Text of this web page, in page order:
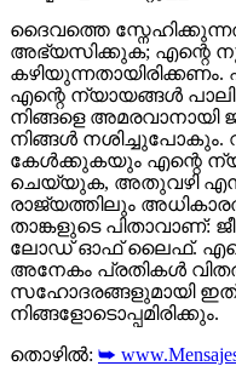
ദൈവത്തെ
അഭ്യസിക്കുക; എന്റെ
എന്റെ ന്യായങ്ങൾ
നിങ്ങളെ അമരവാനായി
നിങ്ങൾ നശിച്ചുപോകും.
കേൾക്കുകയും എന്റെ
ചെയ്യുക, അതുവഴി
രാജ്യത്തിലും
താങ്കളുടെ
ലോഡ് ഓഫ് ലൈഫ്.
അനേകം പ്രതികൾ
സഹോദരങ്ങളുമായി ഇത്
നിങ്ങളോടൊപ്പമിരിക്കും.
തൊഴിൽ: ➥